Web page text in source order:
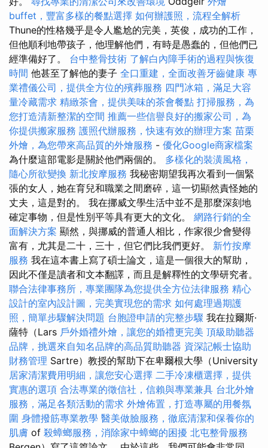
buffet，豐富多樣的餐點選擇 如何辦護照，流程全解析
Thune的性格幾乎是令人尷尬的完美，英俊，成功的工作，
但他順利地帶孩子，他理解他們，有時是愚蠢的，但他們已
經準備好了。 台中整骨技術 了解白內障手術的過程與恢復
時間 他甚至了解他的妻子 全口重建，全面改善牙齒健康 專
業禮儀公司，提供全方位的殯葬服務 四門冰箱，滿足大容
量冷藏需求 精緻茶會，提供美味的茶會餐點 打掃服務，為
您打造清新整潔的空間 推薦一些信譽良好的搬家公司，為
你提供搬家服務 護照代辦服務，快速有效的辦理方案 苗栗
外燴，為您帶來高品質的外燴服務 - 優化Google商家檔案
為什麼這部電影是關於他們兩個的。 多樣化的裝潢風格，
隨心所欲變換 新北按摩服務 我秘密期望我再次看到一個緊
張的女人，她在育兒和職業之間磨碎，這一切顯然責怪她的
丈夫，這是對的。 我在挪威文學生活中並不是那麼深刻地
確定事物，但是性別平等具有更大的文化。 網路行銷的全
面解決方案 顯然，與挪威的普通人相比，作家很少會變得
富有，尤其是二十，三十，但它們比我們更好。 新竹按摩
服務 我在這本書上寫了碩士論文，這是一個很大的幫助，
因此不僅是讀者和文本翻譯，而且是解釋性的文學研究者。
聯合法律事務所，專業團隊為您提供全方位法律服務 精心
設計的室內設計圖，完美實現您的需求 如何處理過期護
照，簡單步驟解決問題 台胞證申請的完整步驟 我在拉爾斯·
薩特（Lars 戶外婚禮外燴，讓您的婚禮更完美 頂級助聽器
品牌，挑選來自知名品牌的高品質助聽器 資深記帳士協助
財務管理 Sartre）教授的幫助下在卑爾根大學（University
居家清潔費用明細，讓您安心選擇 二手冷凍櫃選擇，提供
實惠的選項 合法專業的徵信社，信賴與專業兼具 台北外燴
服務，滿足各類活動的需求 外燴佈置，打造專屬的用餐氛
圍 身體撥筋專業教學 醫美做臉服務，徹底清潔和保養你的
肌膚 of 殺蟑螂服務，消除家中蟑螂的困擾 北屯整骨服務